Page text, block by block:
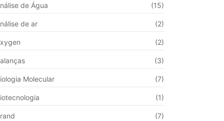
de Água (15)
de ar (2)
(2)
(3)
Molecular (7)
(1)
(7)